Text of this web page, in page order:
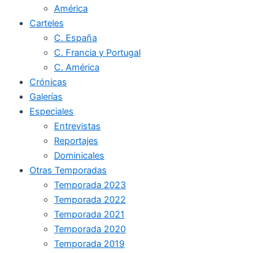
América
Carteles
C. España
C. Francia y Portugal
C. América
Crónicas
Galerías
Especiales
Entrevistas
Reportajes
Dominicales
Otras Temporadas
Temporada 2023
Temporada 2022
Temporada 2021
Temporada 2020
Temporada 2019